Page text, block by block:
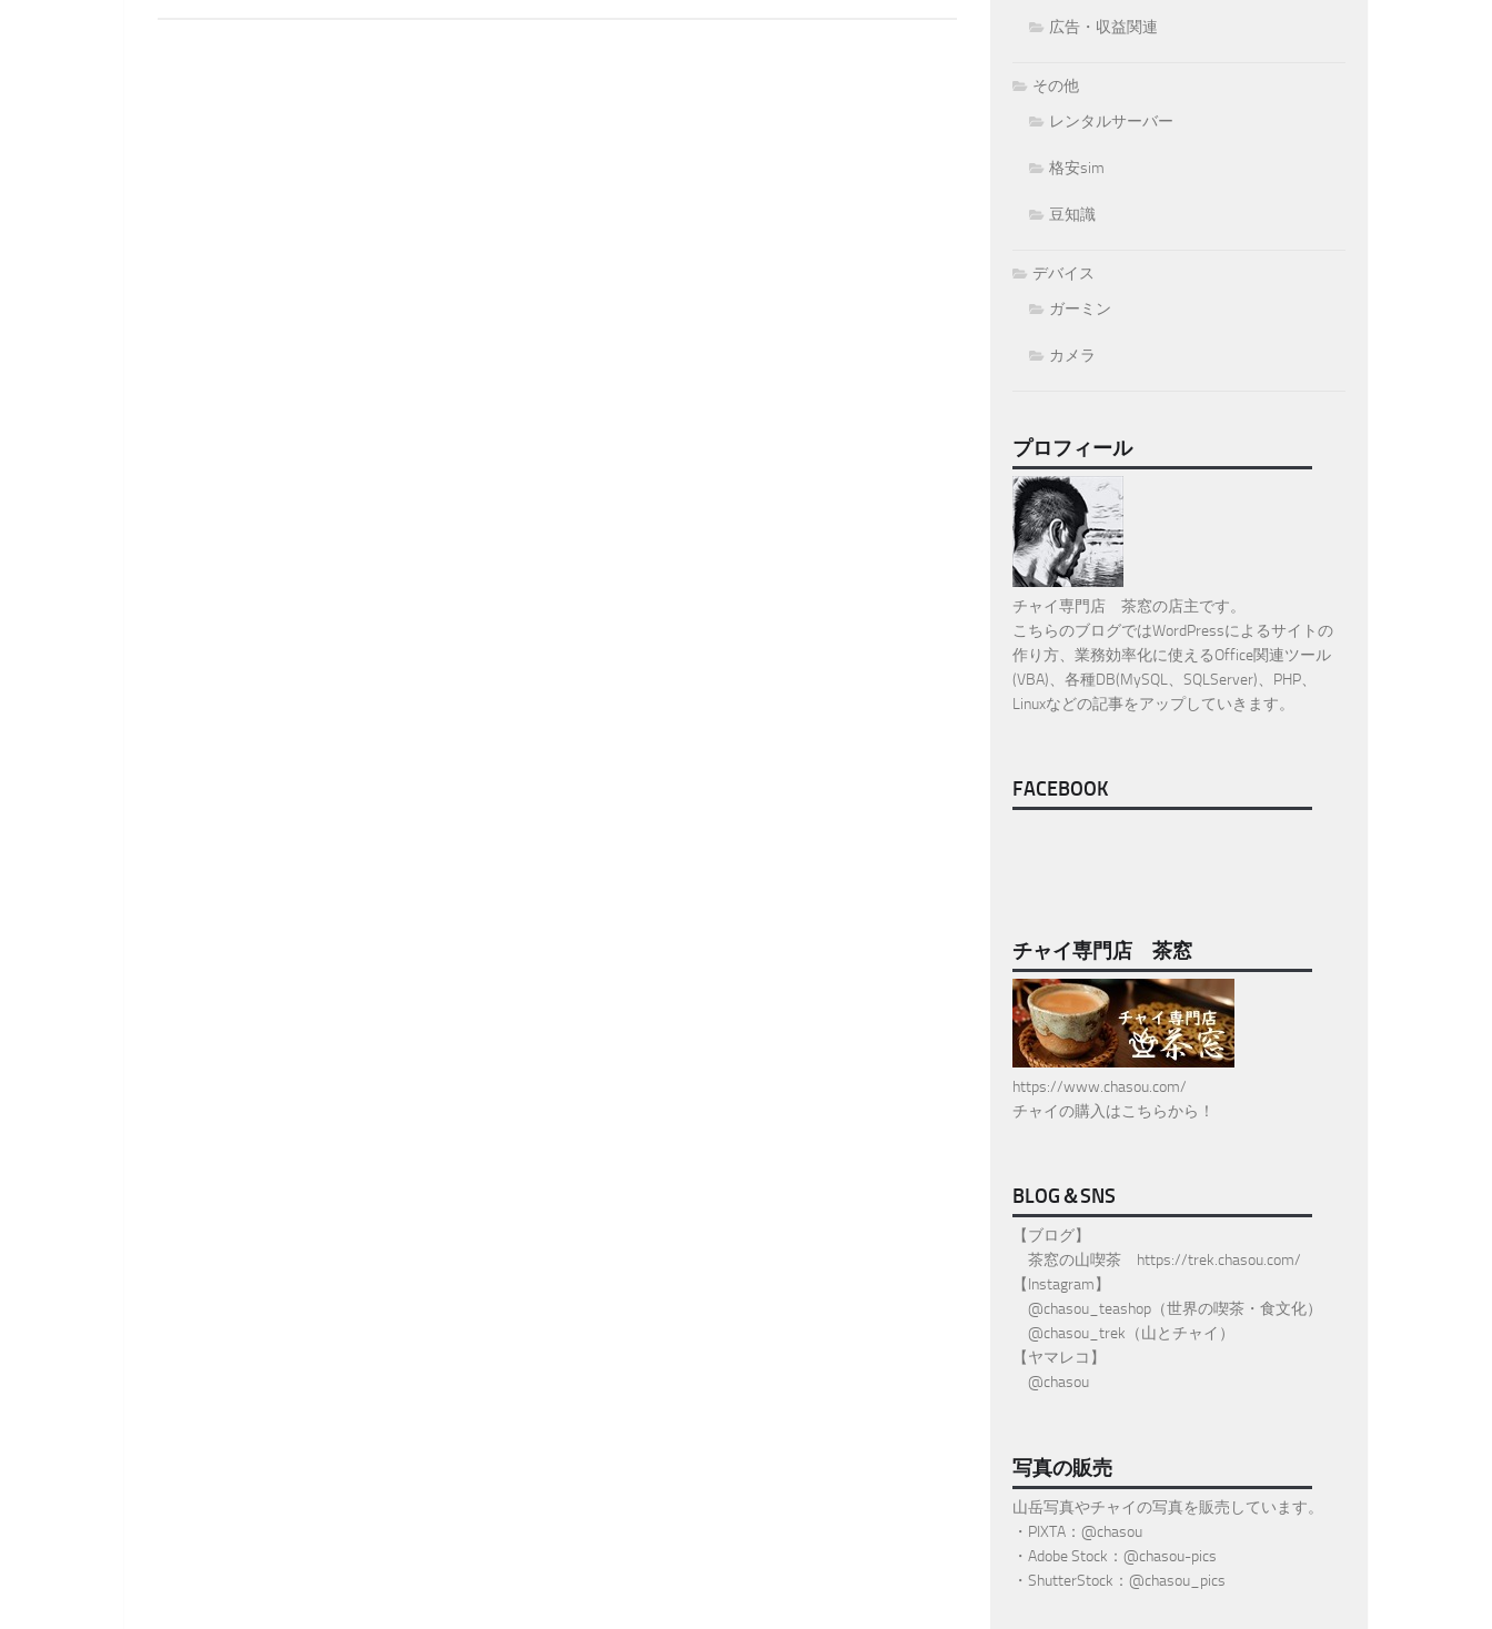
広告・収益関連
その他
レンタルサーバー
格安sim
豆知識
デバイス
ガーミン
カメラ
プロフィール
チャイ専門店 茶窓の店主です。
こちらのブログではWordPressによるサイトの
作り方、業務効率化に使えるOffice関連ツール
(VBA)、各種DB(MySQL、SQLServer)、PHP、
Linuxなどの記事をアップしていきます。
FACEBOOK
チャイ専門店 茶窓
https://www.chasou.com/
チャイの購入はこちらから！
BLOG＆SNS
【ブログ】
茶窓の山喫茶 https://trek.chasou.com/
【Instagram】
@chasou_teashop （世界の喫茶・食文化）
@chasou_trek （山とチャイ）
【ヤマレコ】
@chasou
写真の販売
山岳写真やチャイの写真を販売しています。
・PIXTA：@chasou
・Adobe Stock：@chasou-pics
・ShutterStock：@chasou_pics